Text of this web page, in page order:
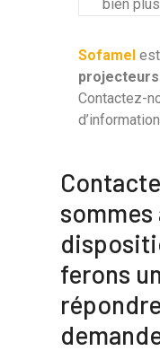
bien
Sofamel
projecteurs
Contactez-
ferons